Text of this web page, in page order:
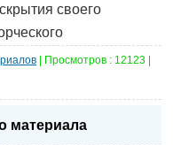
своего
| Просмотров : 12123 |
материала